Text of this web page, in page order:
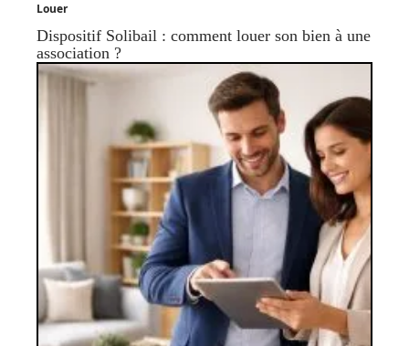
Louer
Dispositif Solibail : comment louer son bien à une
association ?